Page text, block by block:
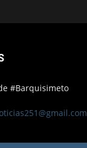
#Barquisimeto